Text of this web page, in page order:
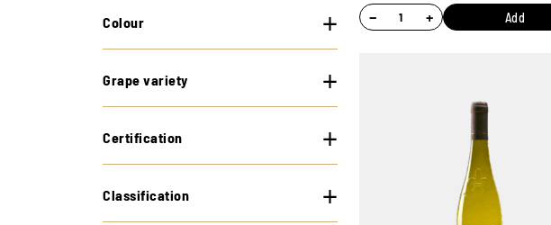
Colour
Grape variety
Certification
Classification
− + Add